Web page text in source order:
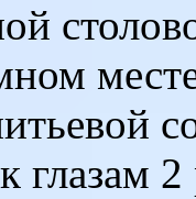
глазам 2